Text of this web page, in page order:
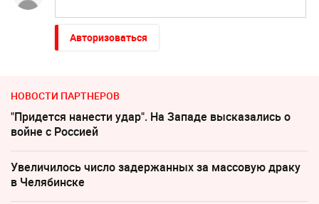
Авторизоваться
НОВОСТИ ПАРТНЕРОВ
"Придется нанести удар". На Западе высказались о
войне с Россией
Увеличилось число задержанных за массовую драку
в Челябинске